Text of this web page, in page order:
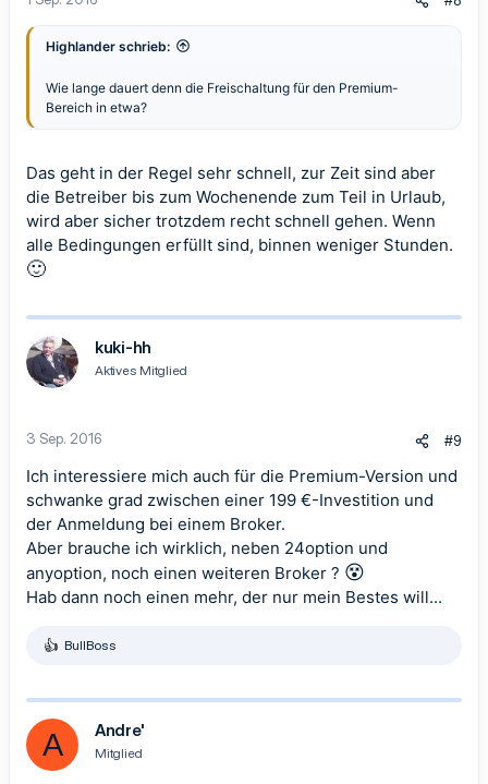
Highlander schrieb:
Wie lange dauert denn die Freischaltung für den Premium-
Bereich in etwa?
Das geht in der Regel sehr schnell, zur Zeit sind aber
die Betreiber bis zum Wochenende zum Teil in Urlaub,
wird aber sicher trotzdem recht schnell gehen. Wenn
alle Bedingungen erfüllt sind, binnen weniger Stunden.
🙂
kuki-hh
Aktives Mitglied
3 Sep. 2016 #9
Ich interessiere mich auch für die Premium-Version und
schwanke grad zwischen einer 199 €-Investition und
der Anmeldung bei einem Broker.
Aber brauche ich wirklich, neben 24option und
anyoption, noch einen weiteren Broker ? 😵
Hab dann noch einen mehr, der nur mein Bestes will...
R
k
t
o
n
BullBoss
A Andre'
Mitglied